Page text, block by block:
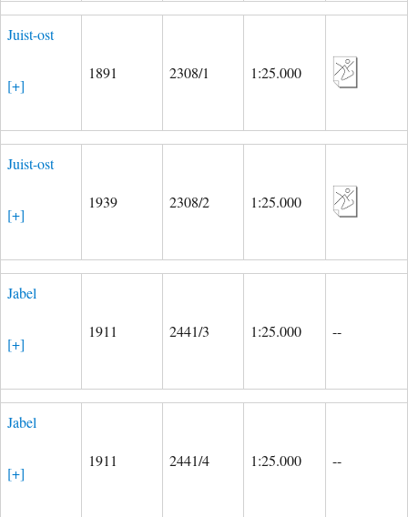
Juist-ost
[+]
1891 2308/1 1:25.000
Juist-ost
[+]
1939 2308/2 1:25.000
Jabel
[+]
1911 2441/3 1:25.000 --
Jabel
[+]
1911 2441/4 1:25.000 --